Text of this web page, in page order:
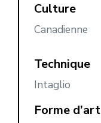
Culture
Canadienne
Technique
Intaglio
Forme d’art